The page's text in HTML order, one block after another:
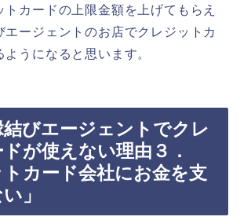
トカードの上限金額を上げてもらえ
エージェントのお店でクレジットカ
うになると思います。
びエージェントでクレ
が使えない理由３．
トカード会社にお金を支
」